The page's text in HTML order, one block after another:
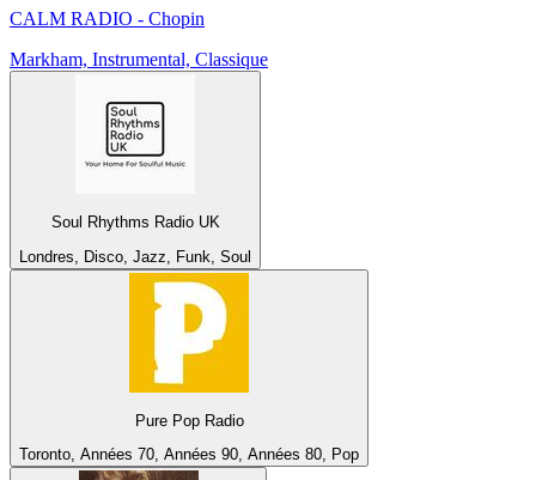
CALM RADIO - Chopin
Markham, Instrumental, Classique
Soul Rhythms Radio UK
Londres, Disco, Jazz, Funk, Soul
Pure Pop Radio
Toronto, Années 70, Années 90, Années 80, Pop